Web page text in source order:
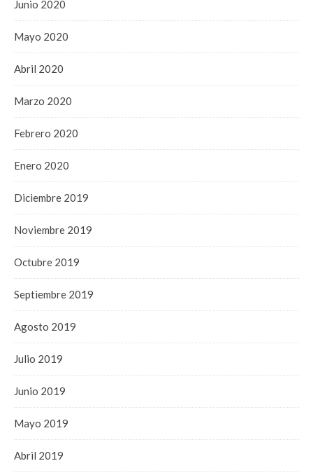
Junio 2020
Mayo 2020
Abril 2020
Marzo 2020
Febrero 2020
Enero 2020
Diciembre 2019
Noviembre 2019
Octubre 2019
Septiembre 2019
Agosto 2019
Julio 2019
Junio 2019
Mayo 2019
Abril 2019